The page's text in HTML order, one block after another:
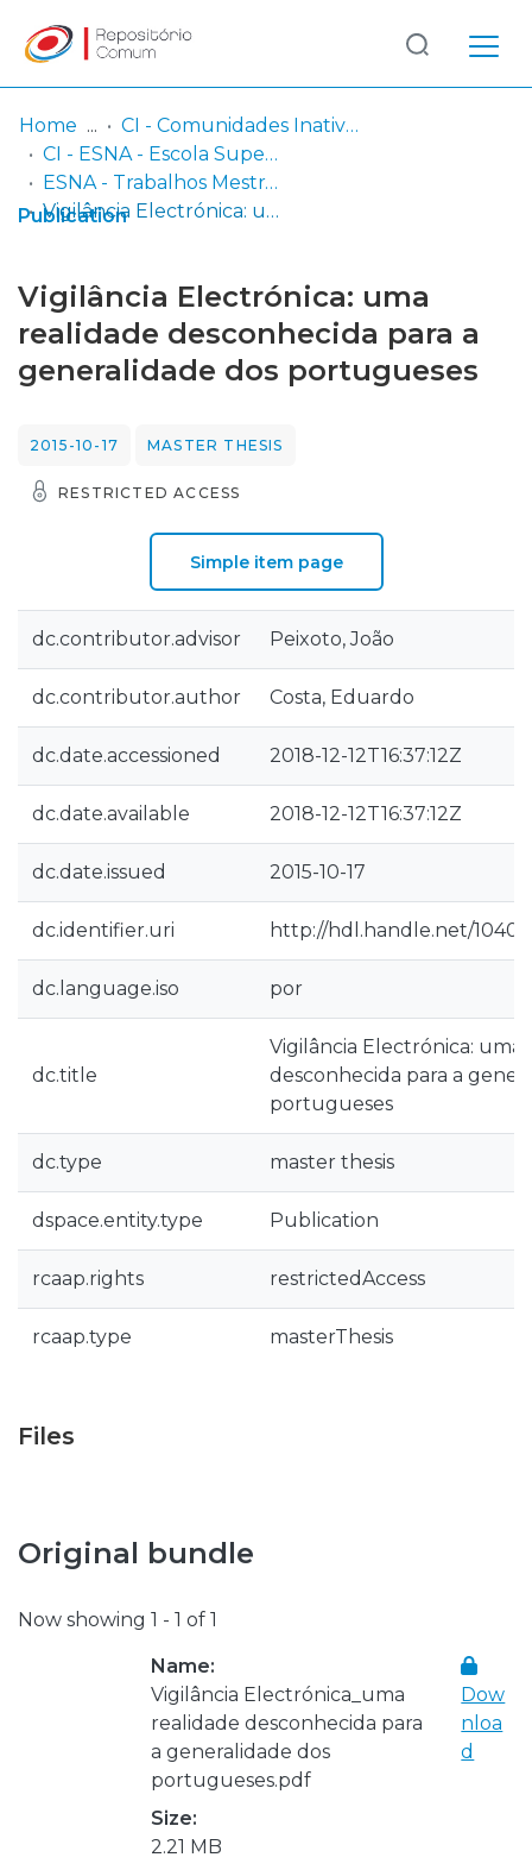
Communities
& Collections
Entities
Statistics
Log
In
(current)
Home
CI - Comunidades Inativas
CI - ESNA - Escola Superior de Negócios Atlântico
ESNA - Trabalhos Mestrado
Vigilância Electrónica: uma realidade desconhecida para a generalidade dos portugueses
Publication
Vigilância Electrónica: uma
realidade desconhecida para a
generalidade dos portugueses
2015-10-17 MASTER THESIS
RESTRICTED ACCESS
Simple item page
dc.contributor.advisor Peixoto, João
dc.contributor.author Costa, Eduardo
dc.date.accessioned 2018-12-12T16:37:12Z
dc.date.available 2018-12-12T16:37:12Z
dc.date.issued 2015-10-17
dc.identifier.uri http://hdl.handle.net/
dc.language.iso por
dc.title
Vigilância Electrónica: uma
desconhecida para a
portugueses
dc.type master thesis
dspace.entity.type Publication
rcaap.rights restrictedAccess
rcaap.type masterThesis
Files
Original bundle
Now showing 1 - 1 of 1
Name:
Vigilância Electrónica_uma
realidade desconhecida para
a generalidade dos
portugueses.pdf
Size:
2.21 MB
Dow
nloa
d